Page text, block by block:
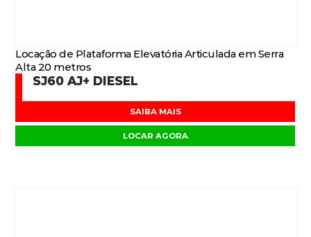
Locação de Plataforma Elevatória Articulada em Serra
Alta 20 metros
SJ60 AJ+ DIESEL
SAIBA MAIS
LOCAR AGORA